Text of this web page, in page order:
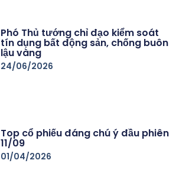
Phó Thủ tướng chỉ đạo kiểm soát
tín dụng bất động sản, chống buôn
lậu vàng
24/06/2026
Top cổ phiếu đáng chú ý đầu phiên
11/09
01/04/2026